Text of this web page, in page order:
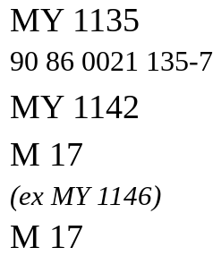
MY 1135
90 86 0021 135-7
MY 1142
M 17
(ex MY 1146)
M 17